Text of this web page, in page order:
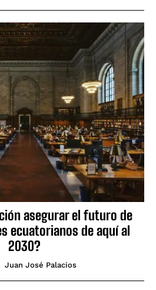
asegurar el futuro de
ecuatorianos de aquí al
2030?
Juan José Palacios